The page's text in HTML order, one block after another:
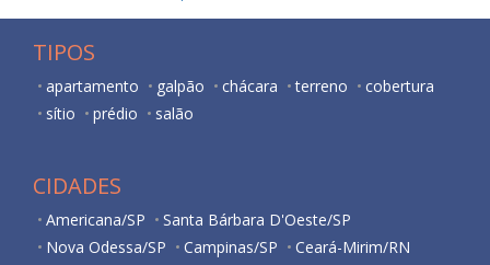
TIPOS
apartamento galpão chácara terreno
cobertura
sítio
prédio salão
CIDADES
Americana/SP
Santa Bárbara D'Oeste/SP
Nova Odessa/SP
Campinas/SP Ceará-Mirim/RN